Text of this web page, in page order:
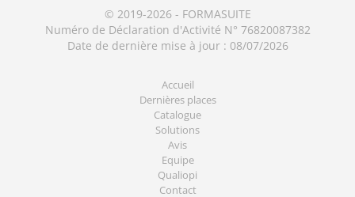
© 2019-2026 - FORMASUITE
Numéro de Déclaration d'Activité N° 76820087382
Date de dernière mise à jour : 08/07/2026
Accueil
Dernières places
Catalogue
Solutions
Avis
Equipe
Qualiopi
Contact